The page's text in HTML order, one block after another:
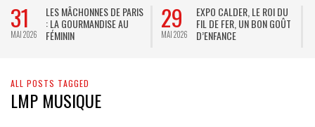
31
MAI 2026
LES MÂCHONNES DE PARIS
: LA GOURMANDISE AU
FÉMININ
29
MAI 2026
EXPO CALDER, LE ROI DU
FIL DE FER, UN BON GOÛT
D’ENFANCE
ALL POSTS TAGGED
LMP MUSIQUE